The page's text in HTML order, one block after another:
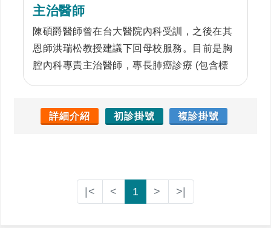
主治醫師
陳碩爵醫師曾在台大醫院內科受訓，之後在其
恩師洪瑞松教授建議下回母校服務。目前是胸
腔內科專責主治醫師，專長肺癌診療 (包含標
化症診斷治療，以及胸腔電腦斷層肺結節/毛玻
親和力，頗獲病患及家屬肯定；對醫學教育亦
頗有心得。「陳醫師同時也在草屯惠和醫院，
詳細介紹 初診掛號 複診掛號
|< < 1 > >|